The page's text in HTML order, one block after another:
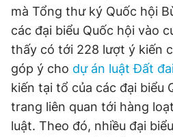
Đọc Thanh Niên trên điện
mà Tổng thư ký Quốc hội
các đại biểu Quốc hội vào
thấy có tới 228 lượt ý kiến
góp ý cho dự án luật Đất
kiến tại tổ của các đại biểu
trang liên quan tới hàng
luật. Theo đó, nhiều đại